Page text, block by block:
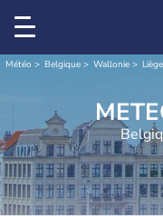
Météo Belgique Wallonie Liège